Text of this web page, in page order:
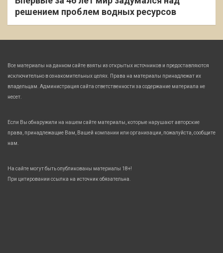
решением проблем водных ресурсов
Все материалы на данном сайте взяты из открытых источников и предоставляются
исключительно в ознакомительных целях. Права на материалы принадлежат их
владельцам. Администрация сайта ответственности за содержание материала не
несет.
Если Вы обнаружили на нашем сайте материалы, которые нарушают авторские
права, принадлежащие Вам, Вашей компании или организации, пожалуйста, сообщите
нам.
На сайте могут быть опубликованы материалы 18+!
При цитировании ссылка на источник обязательна.